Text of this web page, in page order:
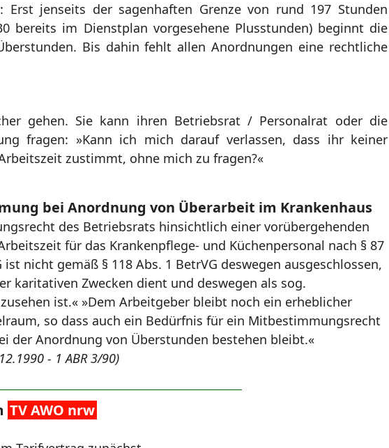
Erst jenseits der sagenhaften Grenze von rund 197 Stunden
bereits im Dienstplan vorgesehene Plusstunden) beginnt die
Bis dahin fehlt allen Anordnungen eine rechtliche
gehen. Sie kann ihren Betriebsrat / Personalrat oder die
fragen: »Kann ich mich darauf verlassen, dass ihr keiner
zustimmt, ohne mich zu fragen?«
bei Anordnung von Überarbeit im Krankenhaus
des Betriebsrats hinsichtlich einer vorübergehenden
für das Krankenpflege- und Küchenpersonal nach § 87
ist nicht gemäß § 118 Abs. 1 BetrVG deswegen ausgeschlossen,
karitativen Zwecken dient und deswegen als sog.
ist.« »Dem Arbeitgeber bleibt noch ein erheblicher
so dass auch ein Bedürfnis für ein Mitbestimmungsrecht
der Anordnung von Überstunden bestehen bleibt.«
- 1 ABR 3/90)
TV AWO nrw